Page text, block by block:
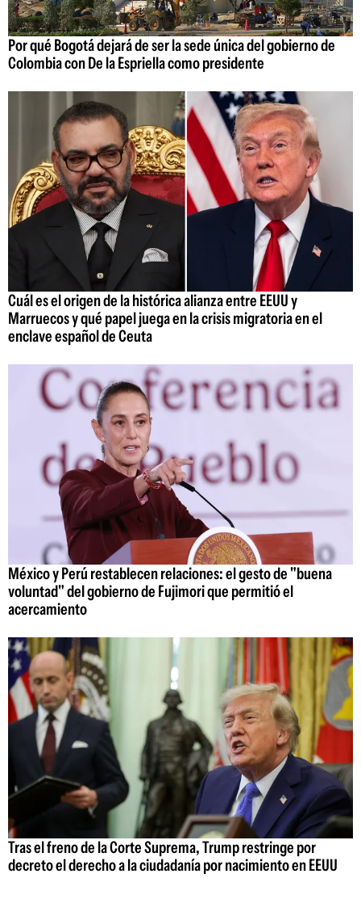
Por qué Bogotá dejará de ser la sede única del gobierno de
Colombia con De la Espriella como presidente
Cuál es el origen de la histórica alianza entre EEUU y
Marruecos y qué papel juega en la crisis migratoria en el
enclave español de Ceuta
México y Perú restablecen relaciones: el gesto de "buena
voluntad" del gobierno de Fujimori que permitió el
acercamiento
Tras el freno de la Corte Suprema, Trump restringe por
decreto el derecho a la ciudadanía por nacimiento en EEUU